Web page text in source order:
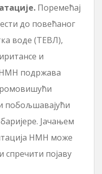
Поремећај
до повећаног
воде (ТЕВЛ),
и
НМН подржава
побољшавајући
Јачањем
НМН може
појаву